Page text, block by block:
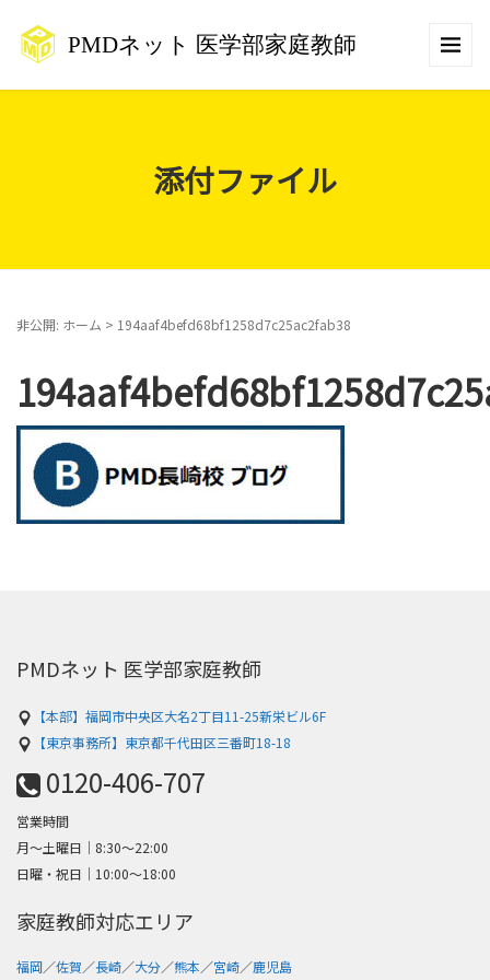
添付ファイル
非公開: ホーム > 194aaf4befd68bf1258d7c25ac2fab38
PMDネット 医学部家庭教師
【本部】福岡市中央区大名2丁目11-25新栄ビル6F
【東京事務所】東京都千代田区三番町18-18
0120-406-707
営業時間
月～土曜日│8:30〜22:00
日曜・祝日│10:00〜18:00
家庭教師対応エリア
福岡／佐賀／長崎／大分／熊本／宮崎／鹿児島